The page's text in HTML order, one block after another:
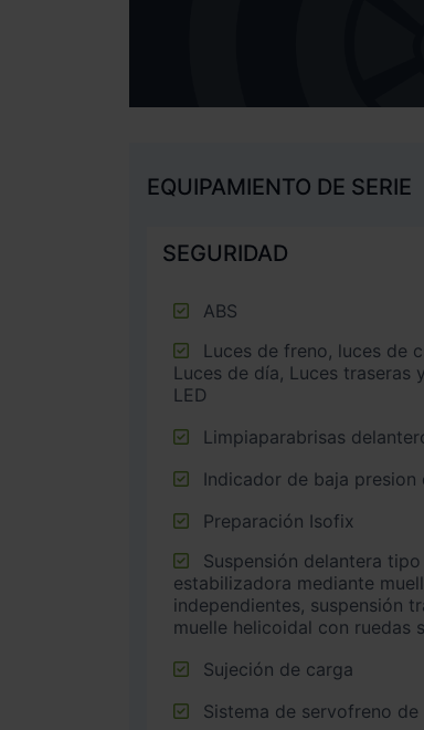
EQUIPAMIENTO DE SERIE
SEGURIDAD
ABS
Luces de día, Luces
LED
Limpiaparabrisas
Indicador de baja presion
Preparación Isofix
estabilizadora mediante
independientes, suspensión
muelle helicoidal con ruedas
Sujeción de carga
Sistema de servofreno de